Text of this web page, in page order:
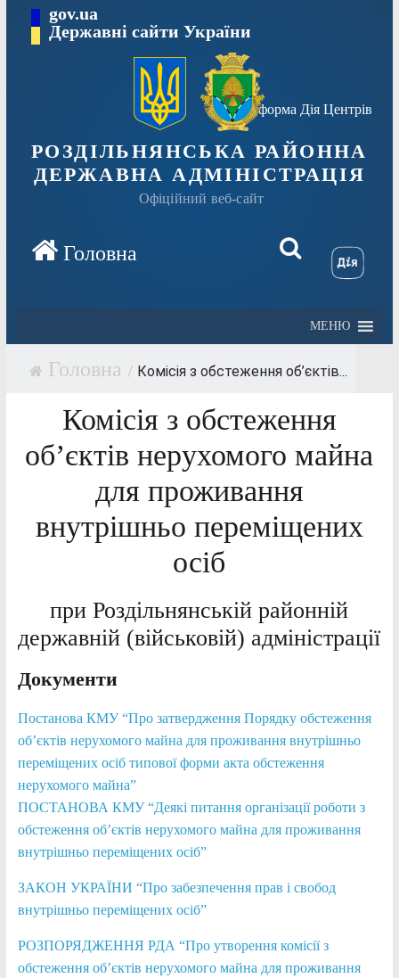
Перейтиgov.ua
Державні сайти України
Платформа Дія Центрів
РОЗДІЛЬНЯНСЬКА РАЙОННА
ДЕРЖАВНА АДМІНІСТРАЦІЯ
Офіційний веб-сайт
МЕНЮ
/ Комісія з обстеження об’єктів...
Комісія з обстеження
об’єктів нерухомого майна
для проживання
внутрішньо переміщених
осіб
при Роздільнянській районній
державній (військовій) адміністрації
Документи
Постанова КМУ “Про затвердження Порядку обстеження
об’єктів нерухомого майна для проживання внутрішньо
переміщених осіб типової форми акта обстеження
нерухомого майна”
ПОСТАНОВА КМУ “Деякі питання організації роботи з
обстеження об’єктів нерухомого майна для проживання
внутрішньо переміщених осіб”
ЗАКОН УКРАЇНИ “Про забезпечення прав і свобод
внутрішньо переміщених осіб”
РОЗПОРЯДЖЕННЯ РДА “Про утворення комісії з
обстеження об’єктів нерухомого майна для проживання